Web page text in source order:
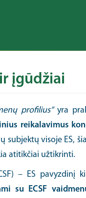
įgūdžiai
profilius“ yra
reikalavimus
subjektų visoje ES,
atitikčiai užtikrinti.
– ES pavyzdinį
su ECSF